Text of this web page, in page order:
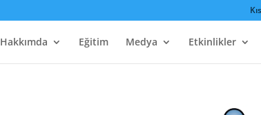
Hakkımda Eğitim Medya Etkinlikler